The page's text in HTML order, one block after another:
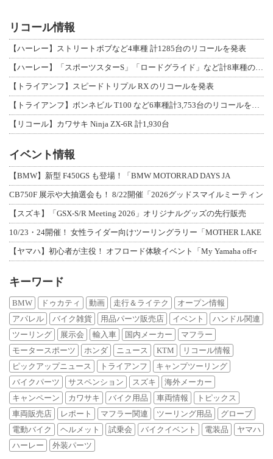
リコール情報
【ハーレー】ストリートボブなど4車種 計1285台のリコールを発表
【ハーレー】「スポーツスターS」「ロードグライド」など計8車種のリコールを発表
【トライアンフ】スピードトリプル RX のリコールを発表
【トライアンフ】ボンネビル T100 など6車種計3,753台のリコールを発表
【リコール】カワサキ Ninja ZX-6R 計1,930台
イベント情報
【BMW】新型 F450GS も登場！「BMW MOTORRAD DAYS JA
CB750F 展示や大抽選会も！ 8/22開催「2026グッドスマイルミーティン
【スズキ】「GSX-S/R Meeting 2026」オリジナルグッズの先行販売
10/23・24開催！ 女性ライダー向けツーリングラリー「MOTHER LAKE
【ヤマハ】初心者が主役！ オフロード体験イベント「My Yamaha off-r
キーワード
BMW ドゥカティ 動画 走行＆ライテク
オープン情報
アパレル
バイク雑貨 用品パーツ販売店 イベント
ハンドル関連
ツーリング
展示会 輸入車 国内メーカー
マフラー
モータースポーツ
ホンダ ニュース KTM
リコール情報
ピックアップニュース
トライアンフ
キャンプツーリング
バイクパーツ
サスペンション スズキ
海外メーカー
キャンペーン
カワサキ バイク用品 車両情報
トピックス
車両販売店
レポート マフラー関連 ツーリング用品
グローブ
電動バイク
ヘルメット 試乗会 バイクイベント 電装品
ヤマハ
ハーレー
外装パーツ